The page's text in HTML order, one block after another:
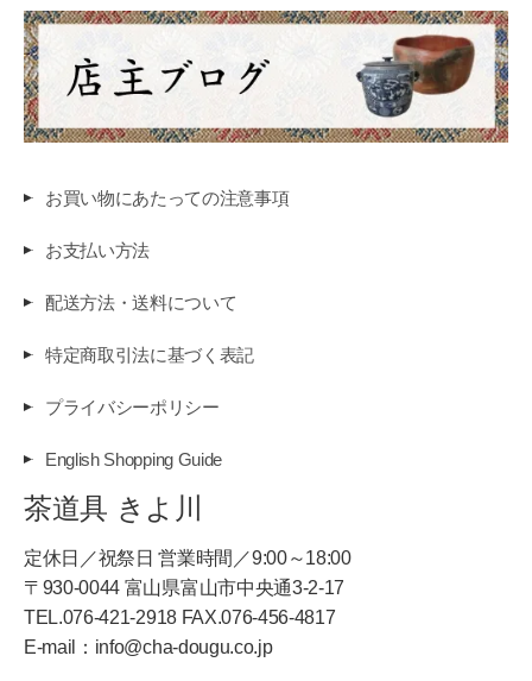
お買い物にあたっての注意事項
お支払い方法
配送方法・送料について
特定商取引法に基づく表記
プライバシーポリシー
English Shopping Guide
茶道具 きよ川
定休日／祝祭日 営業時間／9:00～18:00
〒930-0044 富山県富山市中央通3-2-17
TEL.076-421-2918 FAX.076-456-4817
E-mail：info@cha-dougu.co.jp